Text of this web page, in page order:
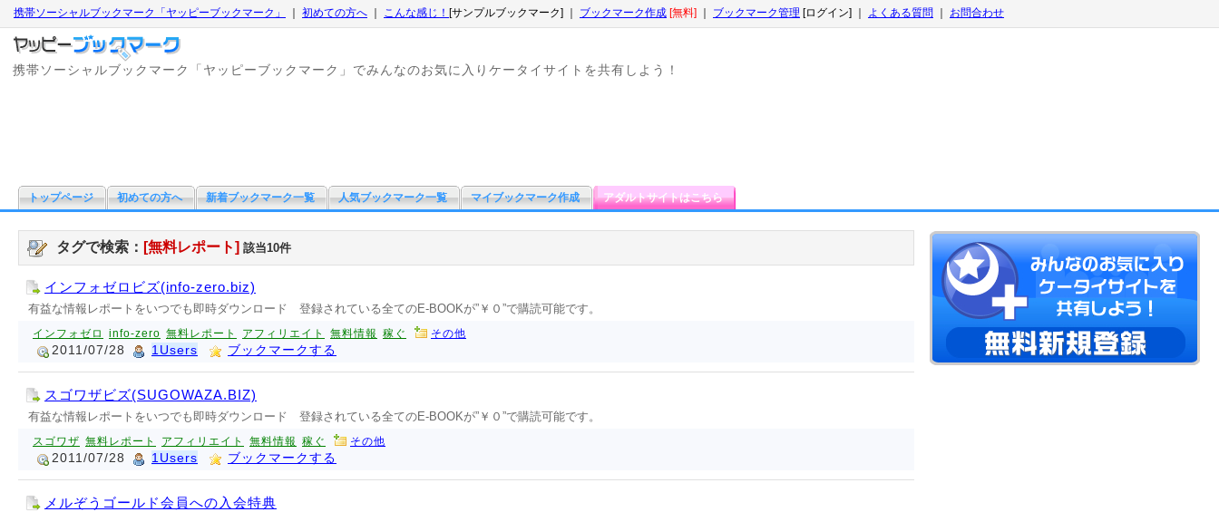
携帯ソーシャルブックマーク「ヤッピーブックマーク」 初めての方へ こんな感じ！ [サンプルブックマーク] ｜ ブックマーク作成 [無料] ブックマーク管理 [ログイン] ｜ よくある質問 お問合わせ
携帯ソーシャルブックマーク「ヤッピーブックマーク」でみんなのお気に入りケータイサイトを共有しよう！
トップページ 初めての方へ 新着ブックマーク一覧 人気ブックマーク一覧 マイブックマーク作成 アダルトサイトはこちら
タグで検索： [無料レポート] 該当10件
インフォゼロビズ(info-zero.biz)
有益な情報レポートをいつでも即時ダウンロード 登録されている全てのE-BOOKが”￥０”で購読可能です。
インフォゼロ info-zero 無料レポート アフィリエイト 無料情報 稼ぐ その他
2011/07/28 1Users ブックマークする
スゴワザビズ(SUGOWAZA.BIZ)
有益な情報レポートをいつでも即時ダウンロード 登録されている全てのE-BOOKが”￥０”で購読可能です。
スゴワザ 無料レポート アフィリエイト 無料情報 稼ぐ その他
2011/07/28 1Users ブックマークする
メルぞうゴールド会員への入会特典